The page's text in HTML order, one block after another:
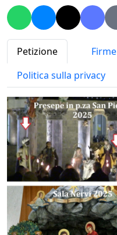
Petizione Firme
Politica sulla privacy